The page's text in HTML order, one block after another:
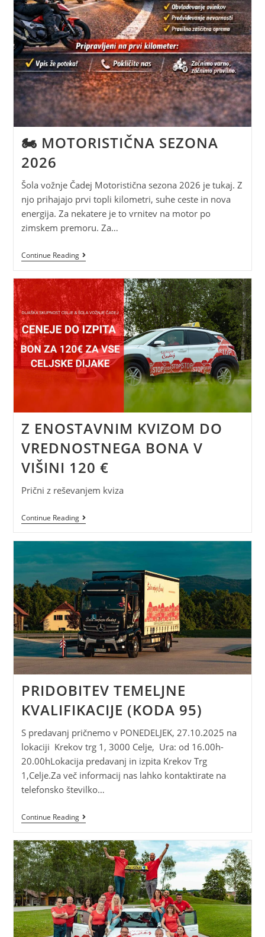
🏍️ MOTORISTIČNA SEZONA
2026
Šola vožnje Čadej Motoristična sezona 2026 je tukaj. Z
njo prihajajo prvi topli kilometri, suhe ceste in nova
energija. Za nekatere je to vrnitev na motor po
zimskem premoru. Za…
Continue Reading
Z ENOSTAVNIM KVIZOM DO
VREDNOSTNEGA BONA V
VIŠINI 120 €
Prični z reševanjem kviza
Continue Reading
PRIDOBITEV TEMELJNE
KVALIFIKACIJE (KODA 95)
S predavanj pričnemo v PONEDELJEK, 27.10.2025 na
lokaciji Krekov trg 1, 3000 Celje, Ura: od 16.00h-
20.00hLokacija predavanj in izpita Krekov Trg
1,Celje.Za več informacij nas lahko kontaktirate na
telefonsko številko…
Continue Reading